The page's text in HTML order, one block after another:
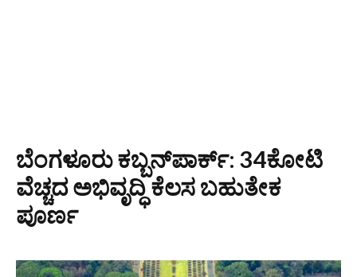
ಬೆಂಗಳೂರು ಕಬ್ಬನ್‌ಪಾರ್ಕ್: 34ಕೋಟಿ
ವೆಚ್ಚದ ಅಭಿವೃದ್ಧಿ ಕೆಲಸ ಬಹುತೇಕ
ಪೂರ್ಣ